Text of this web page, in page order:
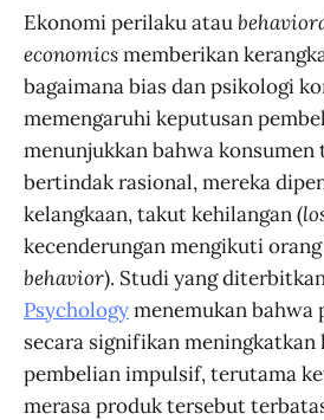
Ekonomi perilaku atau
economicsmemberikan
bagaimana bias dan psikologi
memengaruhi keputusan
menunjukkan bahwa konsumen
bertindak rasional, mereka
kelangkaan, takut kehilangan (
kecenderungan mengikuti
behavior). Studi yang
Psychologymenemukan bahwa
secara signifikan meningkatkan
pembelian impulsif, terutama
merasa produk tersebut